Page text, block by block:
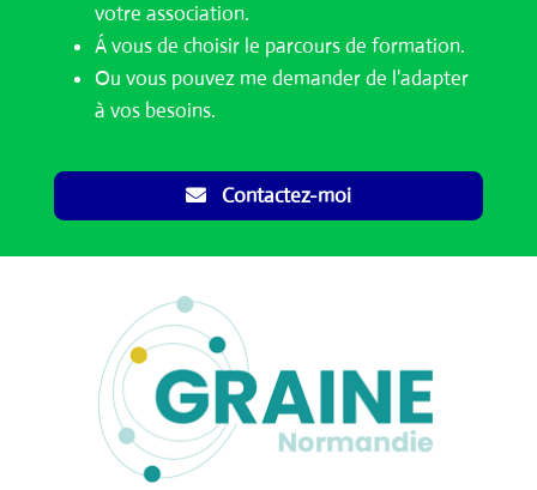
votre association.
Á vous de choisir le parcours de formation.
Ou vous pouvez me demander de l'adapter
à vos besoins.
Contactez-moi